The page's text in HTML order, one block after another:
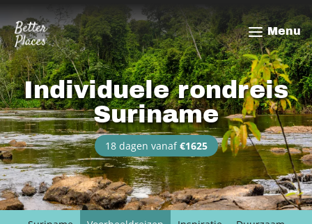
Overslaan
en
naar
de
inhoud
gaanIndividuele rondreis
Suriname
18 dagen vanaf€1625
Menu